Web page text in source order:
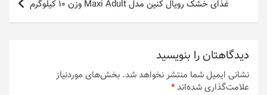
غذای خشک رویال کنین مدل Maxi Adult وزن 10 کیلوگرم
دیدگاهتان را بنویسید
نشانی ایمیل شما منتشر نخواهد شد. بخش‌های موردنیاز
علامت‌گذاری شده‌اند*